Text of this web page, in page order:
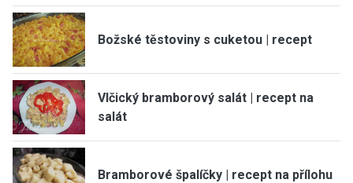
Božské těstoviny s cuketou | recept
Vlčický bramborový salát | recept na
salát
Bramborové špalíčky | recept na přílohu